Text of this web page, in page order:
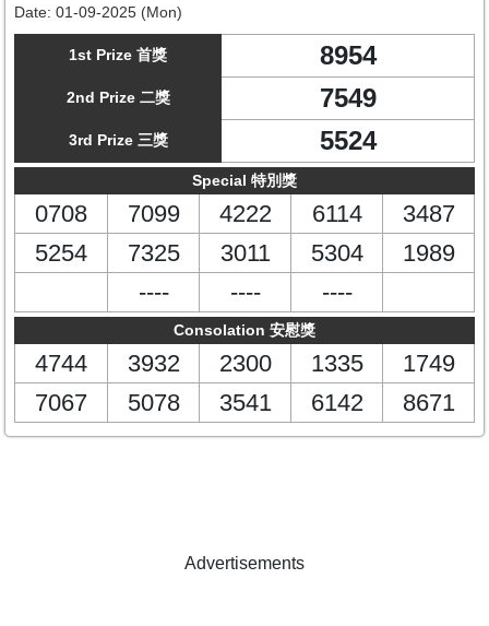
Date: 01-09-2025 (Mon)
1st Prize 首獎 8954
2nd Prize 二獎 7549
3rd Prize 三獎 5524
Special 特別獎
0708 7099 4222 6114
3487
5254
7325 3011 5304
1989
----
---- ----
Consolation 安慰獎
4744 3932 2300 1335
1749
7067
5078 3541 6142 8671
Advertisements